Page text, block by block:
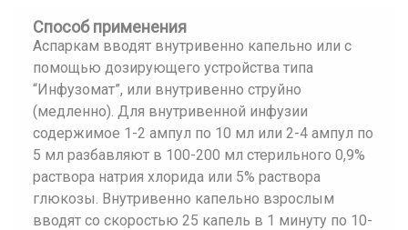
Способ применения
Аспаркам вводят внутривенно капельно или с
помощью дозирующего устройства типа
“Инфузомат”, или внутривенно струйно
(медленно). Для внутривенной инфузии
содержимое 1-2 ампул по 10 мл или 2-4 ампул по
5 мл разбавляют в 100-200 мл стерильного 0,9%
раствора натрия хлорида или 5% раствора
глюкозы. Внутривенно капельно взрослым
вводят со скоростью 25 капель в 1 минуту по 10-